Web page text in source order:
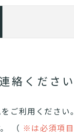
絡ください
ご利用ください。
（ ※は必須項